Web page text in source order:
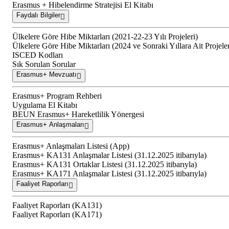
Erasmus + Hibelendirme Stratejisi El Kitabı
Faydalı Bilgiler
Ülkelere Göre Hibe Miktarları (2021-22-23 Yılı Projeleri)
Ülkelere Göre Hibe Miktarları (2024 ve Sonraki Yıllara Ait
ISCED Kodları
Sık Sorulan Sorular
Erasmus+ Mevzuatı
Erasmus+ Program Rehberi
Uygulama El Kitabı
BEUN Erasmus+ Hareketlilik Yönergesi
Erasmus+ Anlaşmaları
Erasmus+ Anlaşmaları Listesi (App)
Erasmus+ KA131 Anlaşmalar Listesi (31.12.2025 itibarıyla)
Erasmus+ KA131 Ortaklar Listesi (31.12.2025 itibarıyla)
Erasmus+ KA171 Anlaşmalar Listesi (31.12.2025 itibarıyla)
Faaliyet Raporları
Faaliyet Raporları (KA131)
Faaliyet Raporları (KA171)